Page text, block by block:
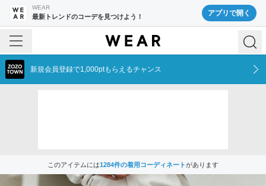
WEAR
最新トレンドのコーデを見つけよう！ アプリで開く
新規会員登録で1,000ptもらえるチャンス
このアイテムには1284件の着用コーディネートがあります